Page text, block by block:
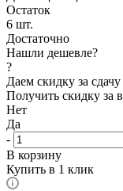
Остаток
6 шт.
Достаточно
Нашли дешевле?
?
Даем скидку за
Получить скидку за
Нет
Да
-
В корзину
Купить в 1 клик